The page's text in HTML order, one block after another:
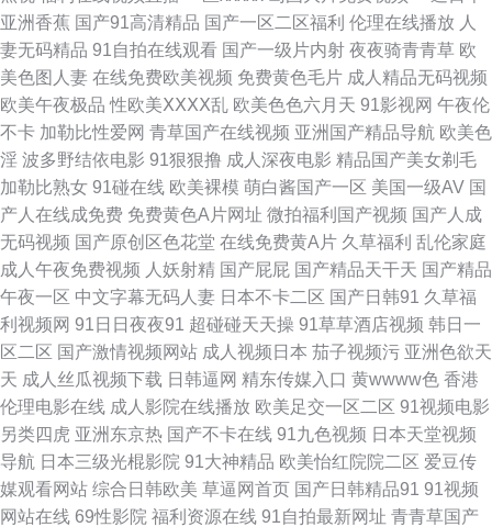
九一性爱免费视频 蜜桃91无码入口 人人摸人人摸 亚洲色图色五月 九九热只
有精品 日韩精品视频 午夜导航av 亚洲独家黄色网址 亚洲无码卡1 伊人蕉久
影院 91n91c 91视频青青操 av影院首页 www91日本 肏屄网页 国产99 国产
干逼视频 国产欧美撸日韩 另类av磁力 免费久久黄色 日韩欧美国产精品 午夜
无码伦理 在线91 91黄色大片 91九色性爱 97色色中文字幕 www91海角 超碰
注妇 黑丝巨乳 美女午夜影院 欧美大片视频 欧美在一区 日韩乱欲影院 色色一
本道 探花巨乳 午夜福利剧院 性爱福利社 亚洲成人综合网址 91夫妻交友视频
91蜜桃福利视频 jk啪啪内射 爱豆传媒AV 东京热图区 国产喷水福利 国产又大
又色 精品蔬菜一区二区 久草免费福利资源 欧美日韩福利微拍 日韩精品一二
亚洲香蕉 国产91高清精品 国产一区二区福利 伦理在线播放 人
妻无码精品 91自拍在线观看 国产一级片内射 夜夜骑青青草 欧
美色图人妻 在线免费欧美视频 免费黄色毛片 成人精品无码视频
欧美午夜极品 性欧美ⅩⅩⅩⅩ乱 欧美色色六月天 91影视网 午夜伦
不卡 加勒比性爱网 青草国产在线视频 亚洲国产精品导航 欧美色
淫 波多野结依电影 91狠狠撸 成人深夜电影 精品国产美女剃毛
加勒比熟女 91碰在线 欧美裸模 萌白酱国产一区 美国一级AV 国
产人在线成免费 免费黄色A片网址 微拍福利国产视频 国产人成
无码视频 国产原创区色花堂 在线免费黄A片 久草福利 乱伦家庭
成人午夜免费视频 人妖射精 国产屁屁 国产精品天干天 国产精品
午夜一区 中文字幕无码人妻 日本不卡二区 国产日韩91 久草福
利视频网 91日日夜夜91 超碰碰天天操 91草草酒店视频 韩日一
区二区 国产激情视频网站 成人视频日本 茄子视频污 亚洲色欲天
天 成人丝瓜视频下载 日韩逼网 精东传媒入口 黄wwww色 香港
伦理电影在线 成人影院在线播放 欧美足交一区二区 91视频电影
另类四虎 亚洲东京热 国产不卡在线 91九色视频 日本天堂视频
导航 日本三级光棍影院 91大神精品 欧美怡红院院二区 爱豆传
媒观看网站 综合日韩欧美 草逼网首页 国产日韩精品91 91视频
网站在线 69性影院 福利资源在线 91自拍最新网址 青青草国产